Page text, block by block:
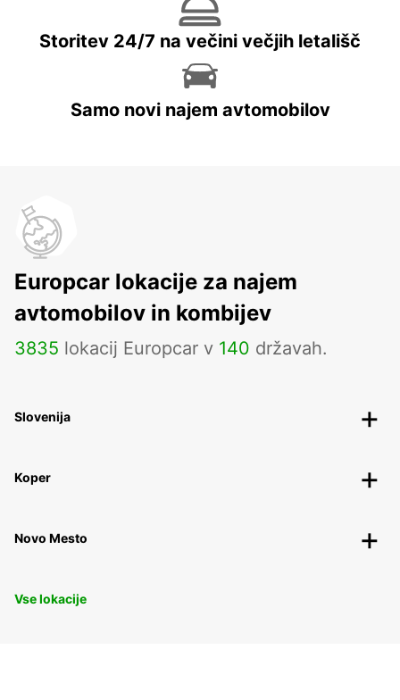
Storitev 24/7 na večini večjih letališč
Samo novi najem avtomobilov
Europcar lokacije za najem
avtomobilov in kombijev
3835 lokacij Europcar v 140 državah.
Slovenija
Koper
Novo Mesto
Vse lokacije